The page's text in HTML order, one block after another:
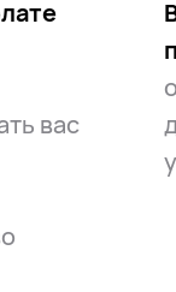
вас